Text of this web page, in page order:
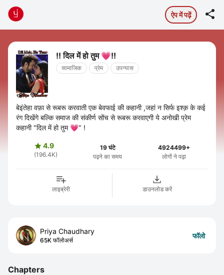
ऐप में पढ़ें 
!! दिल में हो तुम 💗!!
सामाजिक प्रेम उपन्यास
बेइंतेहा वफ़ा से रूबरू करवाती एक बेवफाई की कहानी ,जहां न सिर्फ इश्क़ के कई
रंग दिखेंगे बल्कि समाज की संकीर्ण सोंच से रूबरू करवाएगी ये अनोखी प्रेम
कहानी "दिल में हो तुम 💗" !
4.9
(196.4K)
19 घंटे
पढ़ने का समय
4924499+
लोगों ने पढ़ा
लाइब्रेरी डाउनलोड करें
Priya Chaudhary
65K फॉलोअर्स
फॉलो
Chapters